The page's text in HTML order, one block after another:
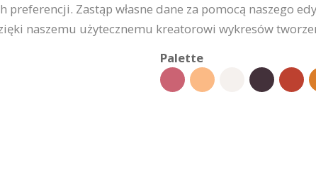
preferencji. Zastąp własne dane za pomocą naszego
naszemu użytecznemu kreatorowi wykresów
Palette